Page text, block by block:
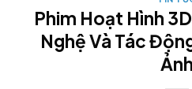
Phim Hoạt Hình
Nghệ Và Tác
Ảnh